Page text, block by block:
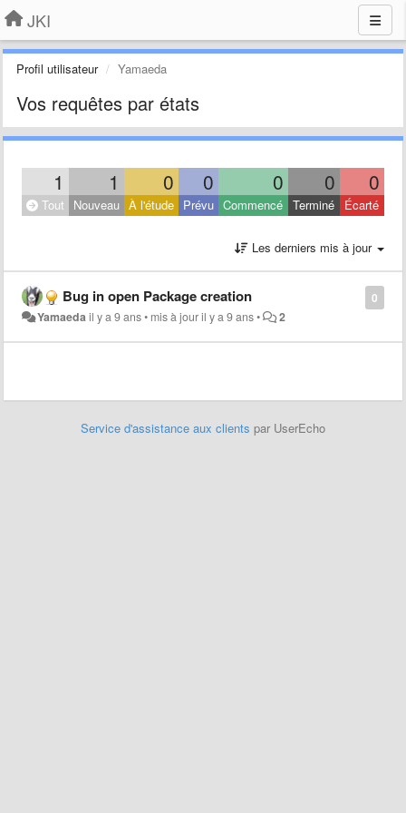
JKI
Profil utilisateur Yamaeda
Vos requêtes par états
1 1 0 0 0 0 0
Tout Nouveau À l'étude Prévu Commencé Terminé Écarté
Les derniers mis à jour
0
Bug in open Package creation
Yamaedail y a 9 ans• mis à jouril y a 9 ans• 2
Service d'assistance aux clients par UserEcho